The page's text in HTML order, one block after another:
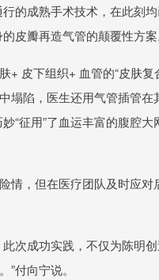
的成熟手术技术，在此刻
皮瓣再造气管的颠覆性方案
+ 皮下组织+ 血管的“皮肤
塌陷，医生还用气管插管
“征用”了血运丰富的腹腔
情，但在医疗团队及时应
次成功实践，不仅为陈明
付向宁说。